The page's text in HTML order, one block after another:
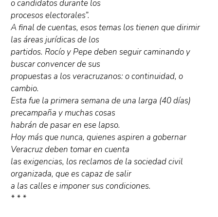
o candidatos durante los
procesos electorales”.
A final de cuentas, esos temas los tienen que dirimir
las áreas jurídicas de los
partidos. Rocío y Pepe deben seguir caminando y
buscar convencer de sus
propuestas a los veracruzanos: o continuidad, o
cambio.
Esta fue la primera semana de una larga (40 días)
precampaña y muchas cosas
habrán de pasar en ese lapso.
Hoy más que nunca, quienes aspiren a gobernar
Veracruz deben tomar en cuenta
las exigencias, los reclamos de la sociedad civil
organizada, que es capaz de salir
a las calles e imponer sus condiciones.
* * *